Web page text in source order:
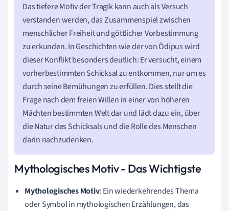
Das tiefere Motiv der Tragik kann auch als Versuch
verstanden werden, das Zusammenspiel zwischen
menschlicher Freiheit und göttlicher Vorbestimmung
zu erkunden. In Geschichten wie der von Ödipus wird
dieser Konflikt besonders deutlich: Er versucht, einem
vorherbestimmten Schicksal zu entkommen, nur um es
durch seine Bemühungen zu erfüllen. Dies stellt die
Frage nach dem freien Willen in einer von höheren
Mächten bestimmten Welt dar und lädt dazu ein, über
die Natur des Schicksals und die Rolle des Menschen
darin nachzudenken.
Mythologisches Motiv - Das Wichtigste
Mythologisches Motiv: Ein wiederkehrendes Thema
oder Symbol in mythologischen Erzählungen, das